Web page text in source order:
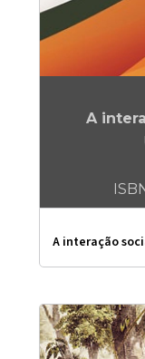
A
A interação